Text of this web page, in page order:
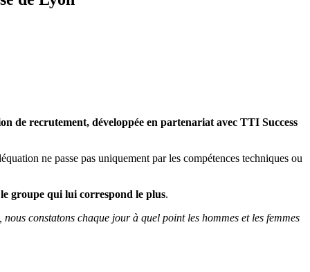
de recrutement, développée en partenariat avec TTI Success
ne passe pas uniquement par les compétences techniques ou
groupe qui lui correspond le plus.
constatons chaque jour à quel point les hommes et les femmes